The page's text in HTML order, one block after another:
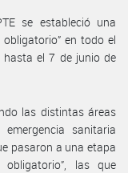
se estableció una
en todo el
hasta el 7 de junio de
las distintas áreas
sanitaria
pasaron a una etapa
las que